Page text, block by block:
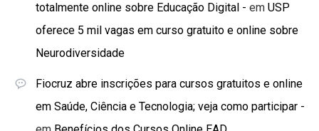
totalmente online sobre Educação Digital - em USP
oferece 5 mil vagas em curso gratuito e online sobre
Neurodiversidade
Fiocruz abre inscrições para cursos gratuitos e online
em Saúde, Ciência e Tecnologia; veja como participar -